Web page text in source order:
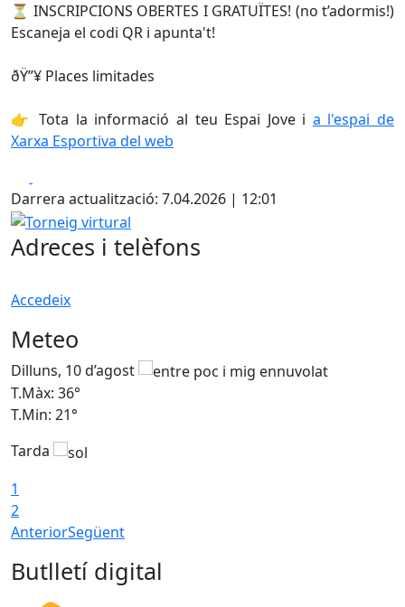
⏳ INSCRIPCIONS OBERTES I GRATUÏTES! (no t’adormis!)
Escaneja el codi QR i apunta't!
ðŸ”¥ Places limitades
👉 Tota la informació al teu Espai Jove i a l'espai de
Xarxa Esportiva del web
Darrera actualització: 7.04.2026 | 12:01
Torneig virtural
Adreces i telèfons
Accedeix
Meteo
Dilluns, 10 d’agost
T.Màx: 36°
T.Min: 21°
Tarda
1
2
AnteriorSegüent
Butlletí digital